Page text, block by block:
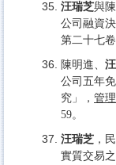
汪瑞芝與
公司融資
第二十七
陳明進、
公司五年
究」， 管
59。
汪瑞芝 ，
實質交易